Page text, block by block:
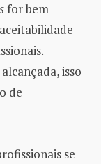
for bem-
isso
de
se